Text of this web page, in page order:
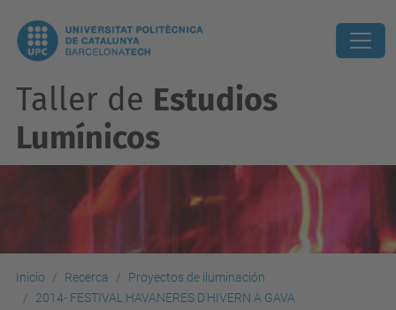
Taller de Estudios
Lumínicos
Inicio Recerca
Proyectos de iluminación
2014- FESTIVAL HAVANERES D'HIVERN A GAVA